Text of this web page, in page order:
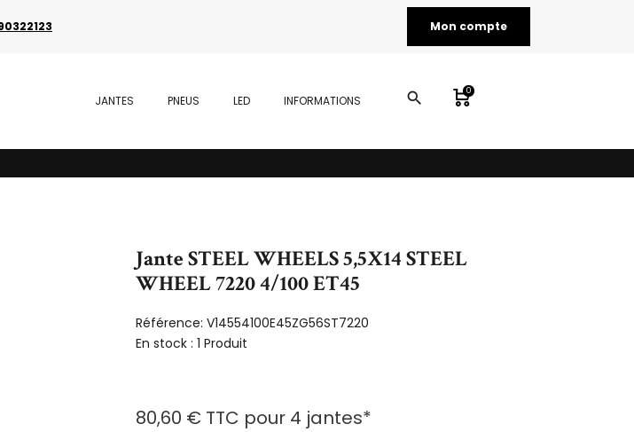
Mon compte
JANTES PNEUS LED INFORMATIONS search 0
Jante STEEL WHEELS 5,5X14 STEEL
WHEEL 7220 4/100 ET45
Référence: V14554100E45ZG56ST7220
En stock : 1 Produit
80,60 € TTC pour 4 jantes*